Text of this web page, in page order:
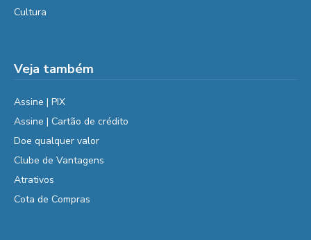
Cultura
Veja também
Assine | PIX
Assine | Cartão de crédito
Doe qualquer valor
Clube de Vantagens
Atrativos
Cota de Compras